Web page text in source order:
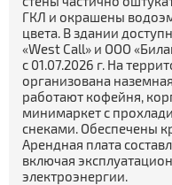
ГКЛ и окрашены
цвета. В здании
«West Call» и ООО
с 01.07.2026 г. На
организована
работают кофейня,
минимаркет с
снеками. Обеспечены
Арендная плата
включая
электроэнергии.